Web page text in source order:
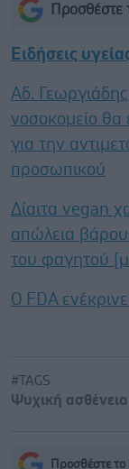
Ειδήσεις
Αδ.
νοσοκομείο θα
για την
προσωπικού
Δίαιτα vegan
απώλεια
του φαγητού
Ο FDA
#TAGS
Ψυχική ασθένεια
Προσθέστε